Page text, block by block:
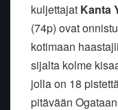
kuljettajat Kanta
(74p) ovat
kotimaan
sijalta kolme
jolla on 18
pitävään